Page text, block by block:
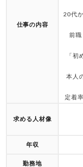
仕事の内容
20代
前
「初
本人
定着
求める人材像
年収
勤務地